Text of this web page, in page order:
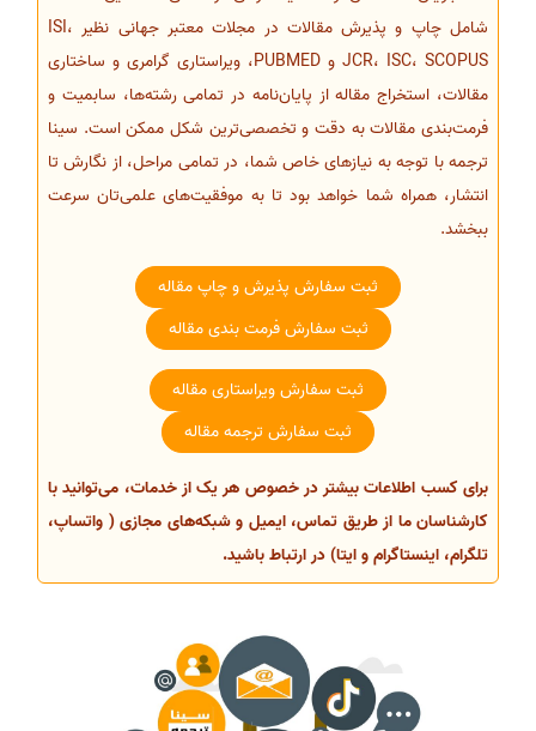
شامل چاپ و پذیرش مقالات در مجلات معتبر جهانی نظیر ISI،
JCR، ISC، SCOPUS و PUBMED، ویراستاری گرامری و ساختاری
مقالات، استخراج مقاله از پایان‌نامه در تمامی رشته‌ها، سابمیت و
فرمت‌بندی مقالات به دقت و تخصصی‌ترین شکل ممکن است. سینا
ترجمه با توجه به نیازهای خاص شما، در تمامی مراحل، از نگارش تا
انتشار، همراه شما خواهد بود تا به موفقیت‌های علمی‌تان سرعت
ببخشد.
ثبت سفارش پذیرش و چاپ مقاله
ثبت سفارش فرمت بندی مقاله
ثبت سفارش ویراستاری مقاله
ثبت سفارش ترجمه مقاله
برای کسب اطلاعات بیشتر در خصوص هر یک از خدمات، می‌توانید با
کارشناسان ما از طریق تماس، ایمیل و شبکه‌های مجازی ( واتساپ،
تلگرام، اینستاگرام و ایتا) در ارتباط باشید.